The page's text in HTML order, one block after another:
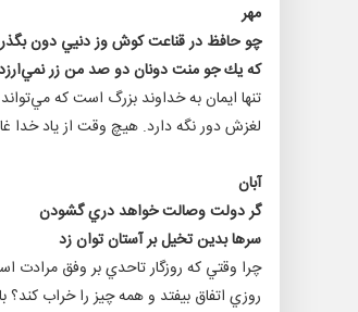
مهر
چو حافظ در قناعت كوش وز دنيي دون بگذر
كه يك جو منت دونان دو صد من زر
تنها ايمان به خداوند بزرگ است كه
لغزش دور نگه دارد. هيچ وقت از ياد
آبان
گر دولت وصالت خواهد دري گشودن
سرها بدين تخيل بر آستان توان زد
چرا وقتي كه روزگار تاحدي بر وفق
روزي اتفاق بيفتد و همه چيز را خراب كند؟